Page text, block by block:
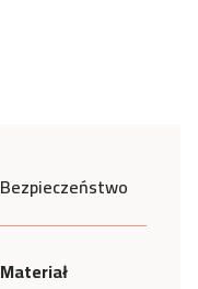
Bezpieczeństwo
Materiał